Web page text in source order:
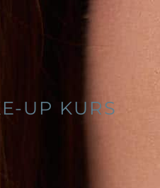
UP KURS